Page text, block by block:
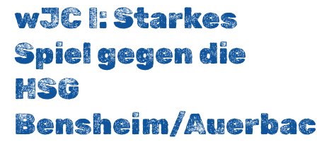
wJC I: Starkes
Spiel gegen die
HSG
Bensheim/